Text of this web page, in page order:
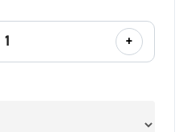
1 +